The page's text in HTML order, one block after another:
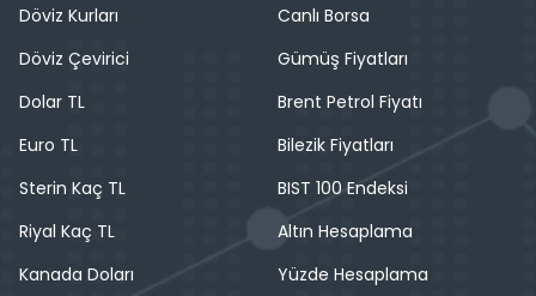
Döviz Kurları
Döviz Çevirici
Dolar TL
Euro TL
Sterin Kaç TL
Riyal Kaç TL
Kanada Doları
Canlı Borsa
Gümüş Fiyatları
Brent Petrol Fiyatı
Bilezik Fiyatları
BIST 100 Endeksi
Altın Hesaplama
Yüzde Hesaplama